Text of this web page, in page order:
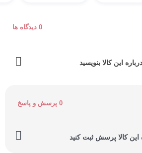
0 دیدگاه ها
این کالا بنویسید
0 پرسش و پاسخ
این کالا پرسش ثبت کنید